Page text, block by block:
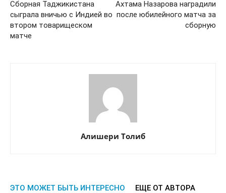
Сборная Таджикистана
сыграла вничью с Индией во
втором товарищеском
матче
Ахтама Назарова наградили
после юбилейного матча за
сборную
Алишери Толиб
ЭТО МОЖЕТ БЫТЬ ИНТЕРЕСНО ЕЩЕ ОТ АВТОРА